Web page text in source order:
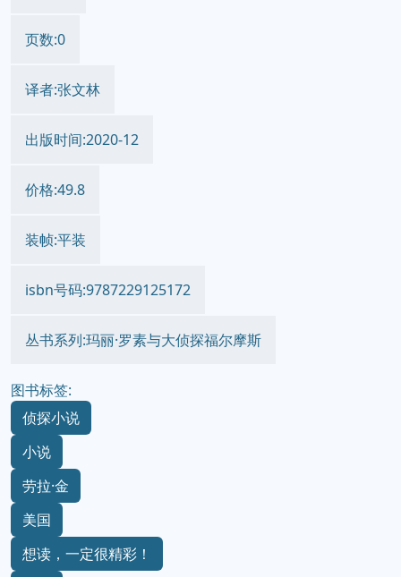
页数:0
译者:张文林
出版时间:2020-12
价格:49.8
装帧:平装
isbn号码:9787229125172
丛书系列:玛丽·罗素与大侦探福尔摩斯
图书标签:
侦探小说
小说
劳拉·金
美国
想读，一定很精彩！